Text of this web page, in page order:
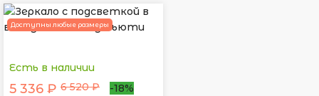
Доступны любые размеры
Есть в наличии
5 336 ₽ 6 520 ₽ -18%